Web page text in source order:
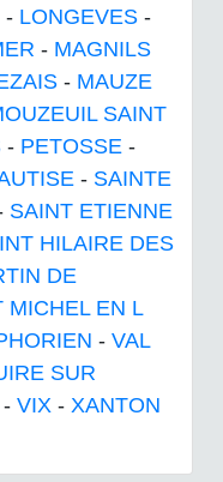
- LONGEVES -
- MAGNILS
- MAUZE
SAINT
- PETOSSE -
- SAINTE
SAINT ETIENNE
HILAIRE DES
DE
MICHEL EN L
- VAL
SUR
- VIX - XANTON